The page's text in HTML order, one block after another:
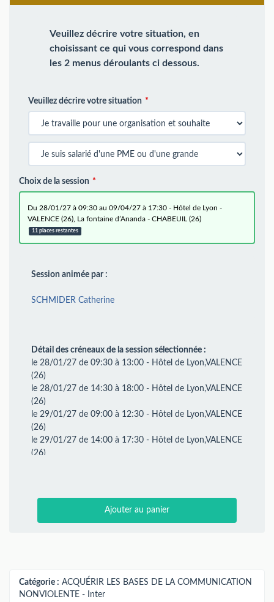
Veuillez décrire votre situation, en
choisissant ce qui vous correspond dans
les 2 menus déroulants ci dessous.
Veuillez décrire votre situation
Choix de la session
du 28/01/27 à 09:30 au 09/04/27 à 17:30 - Hôtel de Lyon -
VALENCE (26), La fontaine d’Ananda - CHABEUIL (26)
11 places restantes
Session animée par :
SCHMIDER Catherine
Détail des créneaux de la session sélectionnée :
le 28/01/27 de 09:30 à 13:00 - Hôtel de Lyon,VALENCE
(26)
le 28/01/27 de 14:30 à 18:00 - Hôtel de Lyon,VALENCE
(26)
le 29/01/27 de 09:00 à 12:30 - Hôtel de Lyon,VALENCE
(26)
le 29/01/27 de 14:00 à 17:30 - Hôtel de Lyon,VALENCE
(26)
d’Ananda,CHABEUIL (26)
d’Ananda,CHABEUIL (26)
le 08/04/27 de 14:30 à 18:00 - La fontaine
Ajouter au panier
Catégorie : ACQUÉRIR LES BASES DE LA COMMUNICATION
NONVIOLENTE - Inter